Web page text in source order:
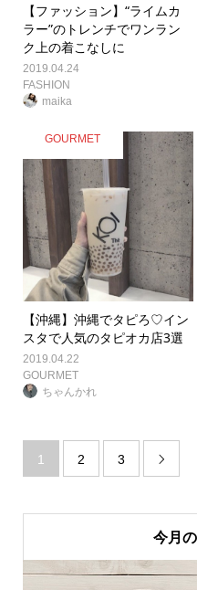
【ファッション】“ライムカ
ラー”のトレンチでワンラン
ク上の着こなしに
2019.04.24
FASHION
maika
GOURMET
【沖縄】沖縄でタピろ♡イン
スタで人気のタピオカ店3選
2019.04.22
GOURMET
ちゃんかれ
1 2 3 
今月